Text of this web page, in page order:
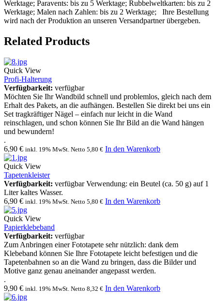
Werktage; Paravents: bis zu 5 Werktage; Rubbelweltkarten: bis zu 2
Werktage; Malen nach Zahlen: bis zu 2 Werktage; Ihre Bestellung
wird nach der Produktion an unseren Versandpartner übergeben.
Related Products
Quick View
Profi-Halterung
Verfügbarkeit: verfügbar
Möchten Sie Ihr Wandbild schnell und problemlos, gleich nach dem
Erhalt des Pakets, an die aufhängen. Bestellen Sie direkt bei uns ein
Set tragkräftiger Nägel – einfach nur leicht in die Wand
reinschlagen, und schon können Sie Ihr Bild an die Wand hängen
und bewundern!
.
6,90 € inkl. 19% MwSt. Netto 5,80 € In den Warenkorb
Quick View
Tapetenkleister
Verfügbarkeit: verfügbar Verwendung: ein Beutel (ca. 50 g) auf 1
Liter kaltes Wasser.
6,90 € inkl. 19% MwSt. Netto 5,80 € In den Warenkorb
Quick View
Papierklebeband
Verfügbarkeit: verfügbar
Zum Anbringen einer Fototapete sehr nützlich: dank dem
Klebeband können Sie Ihre Fototapete leicht befestigen und die
Tapetenbahnen so an die Wand zu bringen, dass die Bilder und
Motive ganz genau aneinander angepasst werden.
.
9,90 € inkl. 19% MwSt. Netto 8,32 € In den Warenkorb